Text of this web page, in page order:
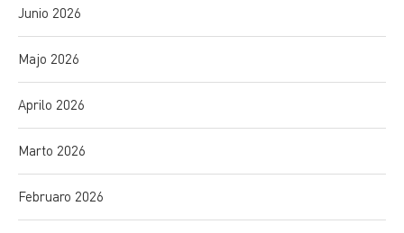
Junio 2026
Majo 2026
Aprilo 2026
Marto 2026
Februaro 2026